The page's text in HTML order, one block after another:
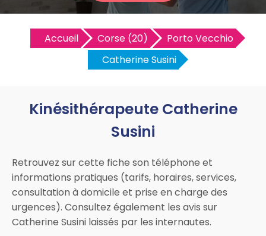
Accueil Corse (20)
Porto Vecchio
Catherine Susini
Kinésithérapeute Catherine
Susini
Retrouvez sur cette fiche son téléphone et
informations pratiques (tarifs, horaires, services,
consultation à domicile et prise en charge des
urgences). Consultez également les avis sur
Catherine Susini laissés par les internautes.